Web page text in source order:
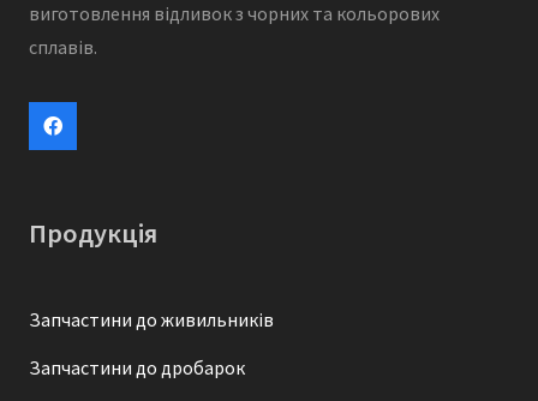
виготовлення відливок з чорних та кольорових
сплавів.
Продукція
Запчастини до живильників
Запчастини до дробарок